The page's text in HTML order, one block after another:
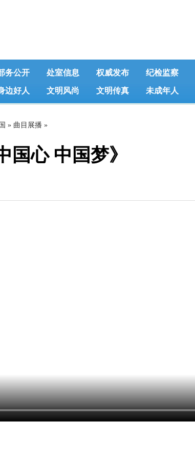
务公开 处室信息 权威发布 纪检监察
边好人 文明风尚 文明传真 未成年人
» 曲目展播 »
国心 中国梦》